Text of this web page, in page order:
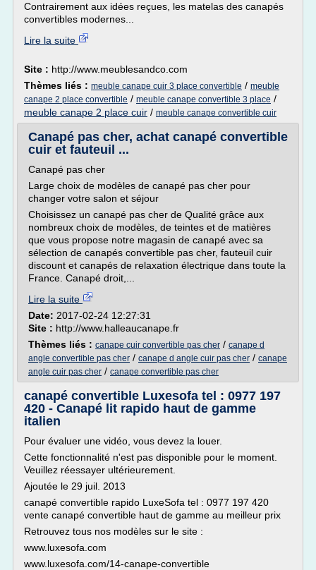
Contrairement aux idées reçues, les matelas des canapés
convertibles modernes...
Lire la suite
Site : http://www.meublesandco.com
Thèmes liés : meuble canape cuir 3 place convertible / meuble
canape 2 place convertible / meuble canape convertible 3 place /
meuble canape 2 place cuir / meuble canape convertible cuir
Canapé pas cher, achat canapé convertible
cuir et fauteuil ...
Canapé pas cher
Large choix de modèles de canapé pas cher pour
changer votre salon et séjour
Choisissez un canapé pas cher de Qualité grâce aux
nombreux choix de modèles, de teintes et de matières
que vous propose notre magasin de canapé avec sa
sélection de canapés convertible pas cher, fauteuil cuir
discount et canapés de relaxation électrique dans toute la
France. Canapé droit,...
Lire la suite
Date: 2017-02-24 12:27:31
Site : http://www.halleaucanape.fr
Thèmes liés : canape cuir convertible pas cher / canape d
angle convertible pas cher / canape d angle cuir pas cher / canape
angle cuir pas cher / canape convertible pas cher
canapé convertible Luxesofa tel : 0977 197
420 - Canapé lit rapido haut de gamme
italien
Pour évaluer une vidéo, vous devez la louer.
Cette fonctionnalité n'est pas disponible pour le moment.
Veuillez réessayer ultérieurement.
Ajoutée le 29 juil. 2013
canapé convertible rapido LuxeSofa tel : 0977 197 420
vente canapé convertible haut de gamme au meilleur prix
Retrouvez tous nos modèles sur le site :
www.luxesofa.com
www.luxesofa.com/14-canape-convertible